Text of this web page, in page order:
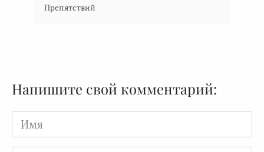
Препятствий
Напишите свой комментарий:
Имя